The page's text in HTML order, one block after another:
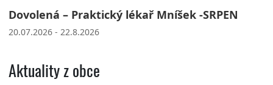
Dovolená – Praktický lékař Mníšek -SRPEN
20.07.2026 - 22.8.2026
Aktuality z obce